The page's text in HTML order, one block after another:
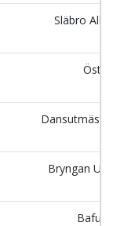
Släbro
Bryngan